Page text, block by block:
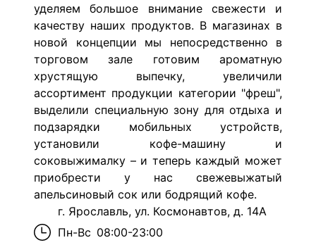
уделяем большое внимание свежести и
качеству наших продуктов. В магазинах в
новой концепции мы непосредственно в
торговом зале готовим ароматную
хрустящую выпечку, увеличили
ассортимент продукции категории "фреш",
выделили специальную зону для отдыха и
подзарядки мобильных устройств,
установили кофе-машину и
соковыжималку – и теперь каждый может
приобрести у нас свежевыжатый
апельсиновый сок или бодрящий кофе.
г. Ярославль, ул. Космонавтов, д. 14А
Пн-Вс 08:00-23:00